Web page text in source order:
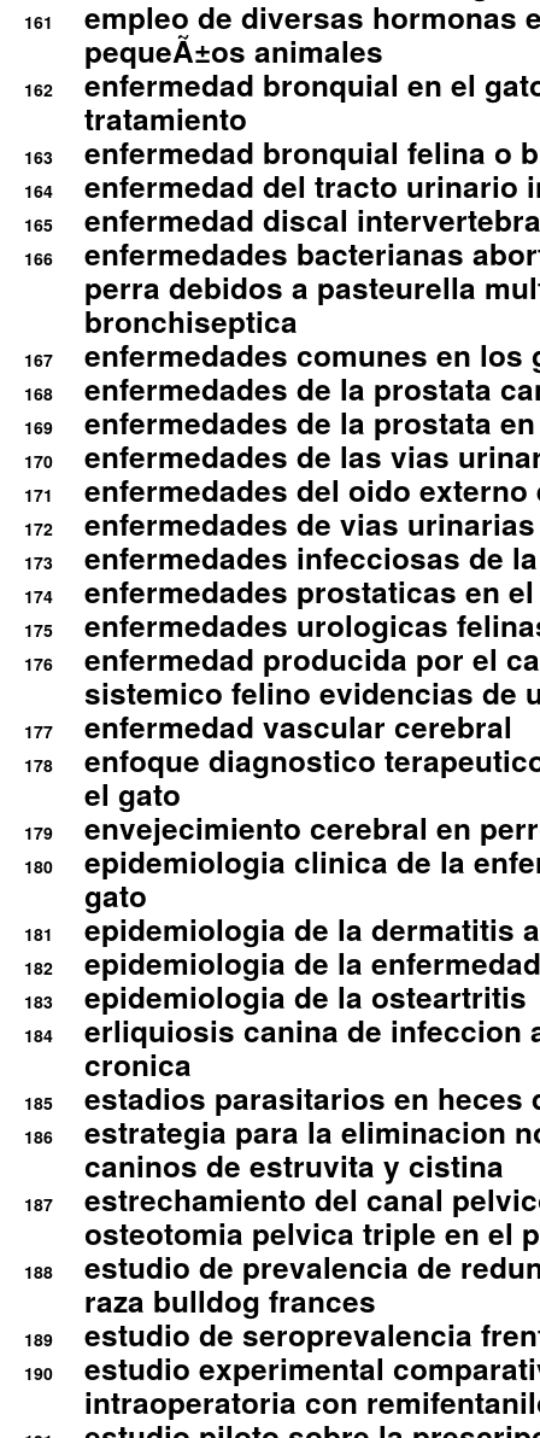
161
empleo de diversas hormonas
pequeÃ±os animales
162
enfermedad bronquial en el
tratamiento
163 enfermedad bronquial felina o
164 enfermedad del tracto urinario
165 enfermedad discal
166
enfermedades bacterianas
perra debidos a pasteurella
bronchiseptica
167 enfermedades comunes en los
168 enfermedades de la prostata
169 enfermedades de la prostata
170 enfermedades de las vias
171 enfermedades del oido
172 enfermedades de vias
173 enfermedades infecciosas de
174 enfermedades prostaticas en
175 enfermedades urologicas
176
enfermedad producida por el
sistemico felino evidencias de
177 enfermedad vascular cerebral
178
enfoque diagnostico
el gato
179 envejecimiento cerebral en
180
epidemiologia clinica de la
gato
181 epidemiologia de la dermatitis
182 epidemiologia de la
183 epidemiologia de la osteartritis
184
erliquiosis canina de infeccion
cronica
185 estadios parasitarios en heces
186
estrategia para la eliminacion
caninos de estruvita y cistina
187
estrechamiento del canal
osteotomia pelvica triple en el
188
estudio de prevalencia de
raza bulldog frances
189 estudio de seroprevalencia
190
estudio experimental
intraoperatoria con